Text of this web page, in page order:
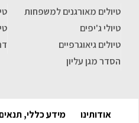
טיולים מאורגנים למשפחות
טיולי ג'יפים
טיולים גיאוגרפיים
הסדר מגן עליון
אודותינו מידע כללי,